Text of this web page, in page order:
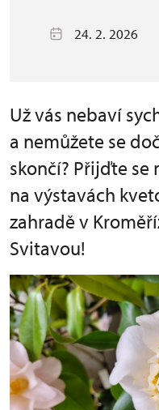
24. 2. 2026
Už vás nebaví
a nemůžete se
skončí? Přijďte
na výstavách
zahradě v
Svitavou!